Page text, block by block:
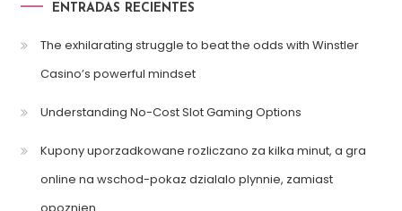
ENTRADAS RECIENTES
The exhilarating struggle to beat the odds with Winstler
Casino’s powerful mindset
Understanding No-Cost Slot Gaming Options
Kupony uporzadkowane rozliczano za kilka minut, a gra
online na wschod-pokaz dzialalo plynnie, zamiast
opoznien